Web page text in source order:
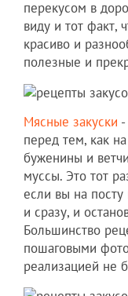
перекусом в
виду и тот факт,
красиво и
полезные и
Мясные закуски
перед тем, как
буженины и
муссы. Это тот
если вы на посту
и сразу, и
Большинство
пошаговыми
реализацией не